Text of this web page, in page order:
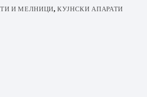
И МЕЛНИЦИ,КУЈНСКИ АПАРАТИ